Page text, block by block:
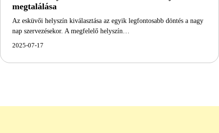
megtalálása
Az esküvői helyszín kiválasztása az egyik legfontosabb döntés a nagy
nap szervezésekor. A megfelelő helyszín…
2025-07-17